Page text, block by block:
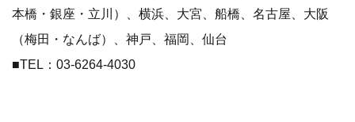
本橋・銀座・立川）、横浜、大宮、船橋、名古屋、大阪
（梅田・なんば）、神戸、福岡、仙台
■TEL：03-6264-4030